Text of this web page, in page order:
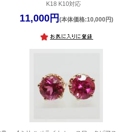
K18 K10対応
11,000円 (本体価格:10,000円)